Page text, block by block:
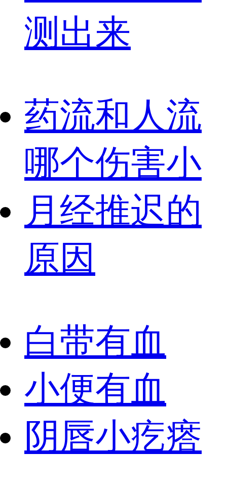
测出来
药流和人流
哪个伤害小
月经推迟的
原因
白带有血
小便有血
阴唇小疙瘩